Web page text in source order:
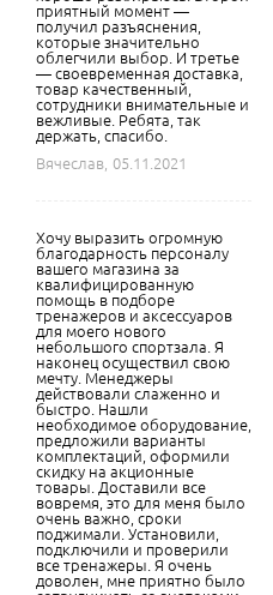
приятный момент —
получил разъяснения,
которые значительно
облегчили выбор. И третье
— своевременная доставка,
товар качественный,
сотрудники внимательные и
вежливые. Ребята, так
держать, спасибо.
Вячеслав, 05.11.2021
Хочу выразить огромную
благодарность персоналу
вашего магазина за
квалифицированную
помощь в подборе
тренажеров и аксессуаров
для моего нового
небольшого спортзала. Я
наконец осуществил свою
мечту. Менеджеры
действовали слаженно и
быстро. Нашли
необходимое оборудование,
предложили варианты
комплектаций, оформили
скидку на акционные
товары. Доставили все
вовремя, это для меня было
очень важно, сроки
поджимали. Установили,
подключили и проверили
все тренажеры. Я очень
доволен, мне приятно было